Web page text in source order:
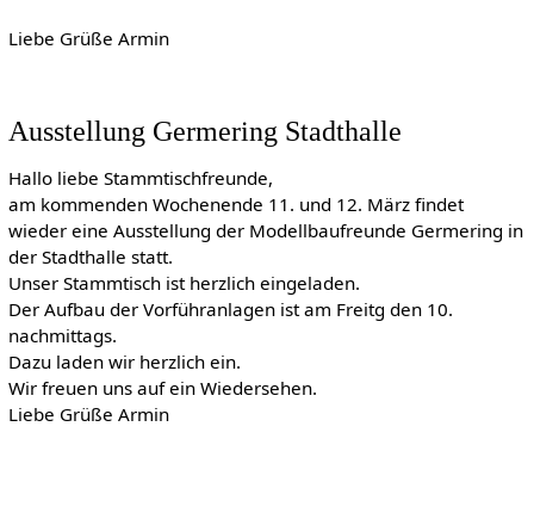
Liebe Grüße Armin
Ausstellung Germering Stadthalle
Hallo liebe Stammtischfreunde,
am kommenden Wochenende 11. und 12. März findet
wieder eine Ausstellung der Modellbaufreunde Germering in
der Stadthalle statt.
Unser Stammtisch ist herzlich eingeladen.
Der Aufbau der Vorführanlagen ist am Freitg den 10.
nachmittags.
Dazu laden wir herzlich ein.
Wir freuen uns auf ein Wiedersehen.
Liebe Grüße Armin